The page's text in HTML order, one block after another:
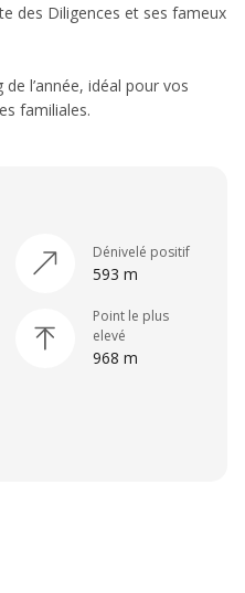
des Diligences et ses fameux
l’année, idéal pour vos
familiales.
Dénivelé positif
593 m
Point le plus
elevé
968 m